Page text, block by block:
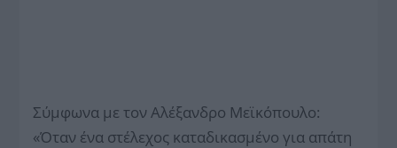
Σύμφωνα με τον Αλέξανδρο Μεϊκόπουλο:
«Όταν ένα στέλεχος καταδικασμένο για απάτη